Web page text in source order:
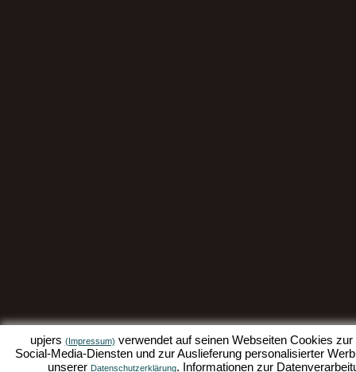
upjers (Impressum) verwendet auf seinen Webseiten Cookies
Social-Media-Diensten und zur Auslieferung personalisierter
unserer Datenschutzerklärung. Informationen zur